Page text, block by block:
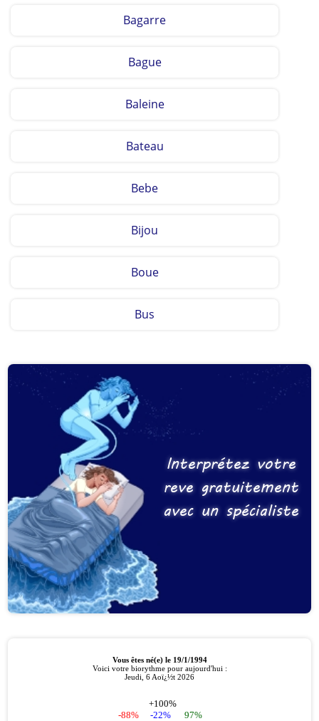
Bagarre
Bague
Baleine
Bateau
Bebe
Bijou
Boue
Bus
Interprétez votre
reve gratuitement
avec un spécialiste